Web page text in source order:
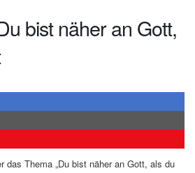
bist näher an Gott,
das Thema „Du bist näher an Gott, als du